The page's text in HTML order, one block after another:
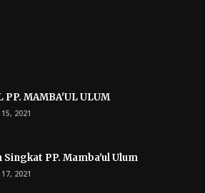
PP. MAMBA'UL ULUM
2021
Singkat PP. Mamba'ul Ulum
2021